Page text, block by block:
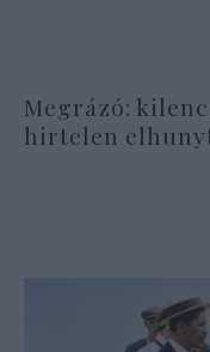
Megrázó:
hirtelen